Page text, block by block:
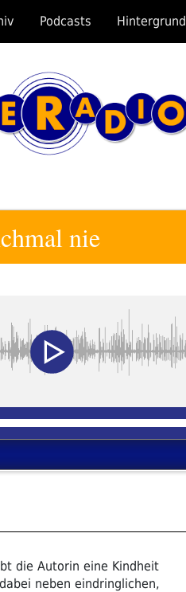
Podcasts Hintergrund
nie
die Autorin eine Kindheit
neben eindringlichen,